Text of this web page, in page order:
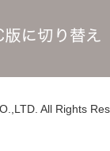
All Rights